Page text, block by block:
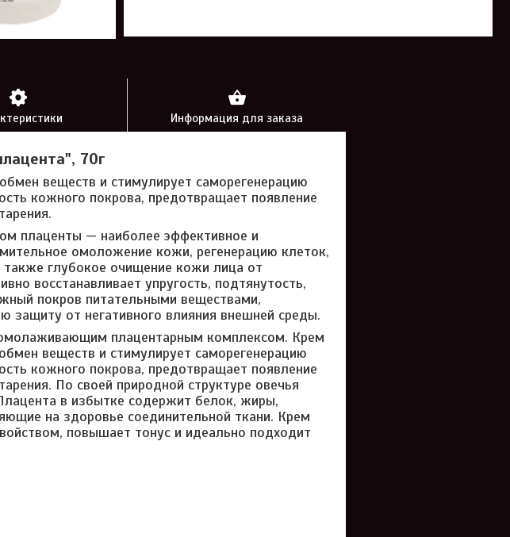
Информация для заказа
70г
веществ и стимулирует саморегенерацию
кожного покрова, предотвращает появление
плаценты — наиболее эффективное и
омоложение кожи, регенерацию клеток,
также глубокое очищение кожи лица от
восстанавливает упругость, подтянутость,
покров питательными веществами,
от негативного влияния внешней среды.
плацентарным комплексом. Крем
веществ и стимулирует саморегенерацию
кожного покрова, предотвращает появление
По своей природной структуре овечья
в избытке содержит белок, жиры,
на здоровье соединительной ткани. Крем
повышает тонус и идеально подходит